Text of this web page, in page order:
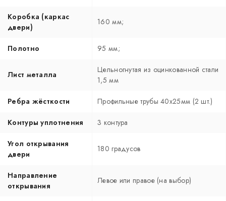
Коробка (каркас
двери)
160 мм;
Полотно 95 мм;
Лист металла
Цельногнутая из оцинкованной стали
1,5 мм
Ребра жёсткости Профильные трубы 40х25мм (2 шт.)
Контуры уплотнения 3 контура
Угол открывания
двери
180 градусов
Направление
открывания
Левое или правое (на выбор)